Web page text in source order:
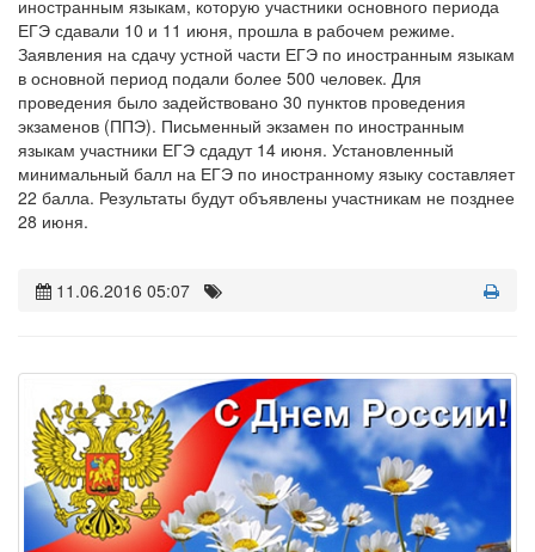
иностранным языкам, которую участники основного периода
ЕГЭ сдавали 10 и 11 июня, прошла в рабочем режиме.
Заявления на сдачу устной части ЕГЭ по иностранным языкам
в основной период подали более 500 человек. Для
проведения было задействовано 30 пунктов проведения
экзаменов (ППЭ). Письменный экзамен по иностранным
языкам участники ЕГЭ сдадут 14 июня. Установленный
минимальный балл на ЕГЭ по иностранному языку составляет
22 балла. Результаты будут объявлены участникам не позднее
28 июня.
11.06.2016 05:07